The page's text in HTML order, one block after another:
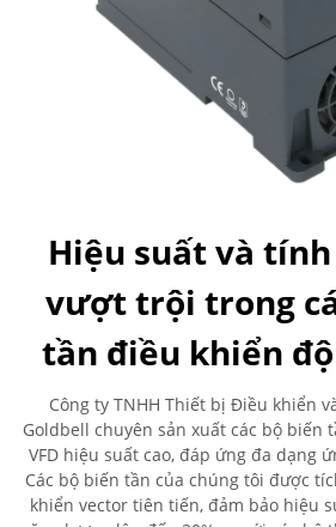
Hiệu suất và
vượt trội trong
tần điều khiển
Công ty TNHH Thiết bị Điều khiển
Goldbell chuyên sản xuất các bộ biến
VFD hiệu suất cao, đáp ứng đa dạng
Các bộ biến tần của chúng tôi được
khiển vector tiên tiến, đảm bảo hiệu